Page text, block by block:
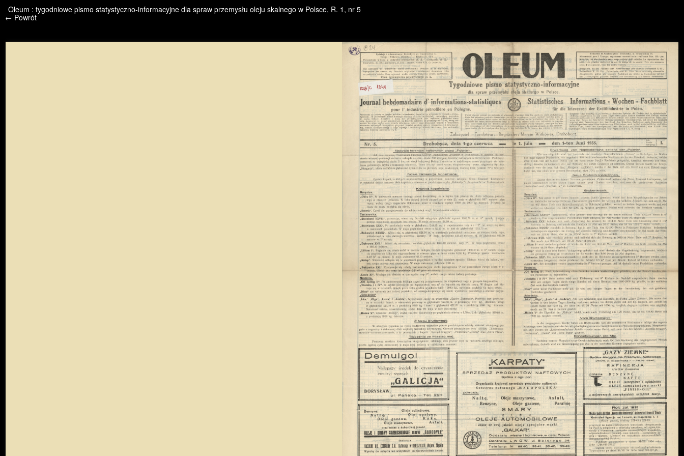
/* */ /* */ /* pliki_strona_po_stronie */
Oleum : tygodniowe pismo statystyczno-informacyjne dla spraw przemysłu oleju skalnego w Polsce, R. 1, nr 5
← Powrót